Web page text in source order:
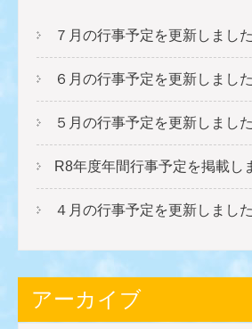
７月の行事予定を更新しました
６月の行事予定を更新しました
５月の行事予定を更新しました
R8年度年間行事予定を掲載し
４月の行事予定を更新しました
アーカイブ